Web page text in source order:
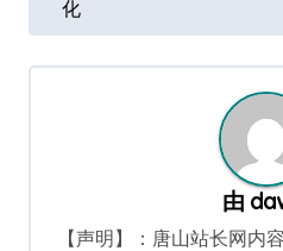
导
航
化
由
【声明】：唐山站长网内